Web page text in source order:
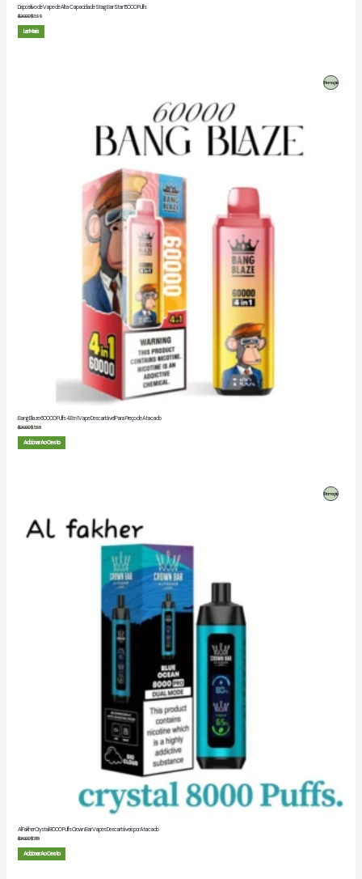
Dispositivo de Vape de Alta Capacidade Stag Bar Star 15000 Puffs
$20.00$3.99
Ler Mais
Bang Blaze 60000 Puffs 4 Em 1 Vape Descartável Para Preço de Atacado
PromoçãoProduto
$20.00$5.98
Adicionar Ao Cesto
Al Fakher Crystal 8000 Puffs Crown Bar Vapes Descartáveis por Atacado
PromoçãoProduto
$30.00$7.48
Adicionar Ao Cesto